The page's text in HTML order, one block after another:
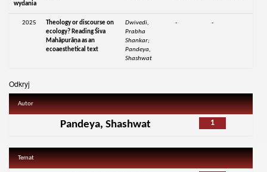
wydania
2025
Theology or discourse on
ecology? Reading Śiva
Mahāpurāṇa as an
ecoaesthetical text
Dwivedi,
Prabha
Shankar;
Pandeya,
Shashwat
- -
Odkryj
Autor
1
Pandeya, Shashwat
Temat